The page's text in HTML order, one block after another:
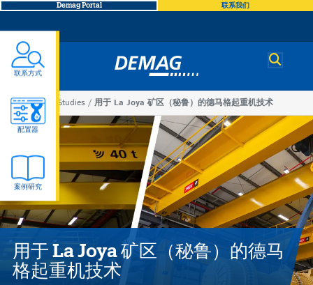
Demag Portal 联系我们
Demag
You
are
here
Case Studies 用于 La Joya 矿区（秘鲁）的德马格起重机技术
联系方式
配置器
案例研究
用
于
La
Joya
矿
用于 La Joya 矿区（秘鲁）的德马
格起重机技术